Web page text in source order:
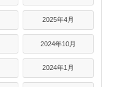
2025年4月
2024年10月
2024年1月